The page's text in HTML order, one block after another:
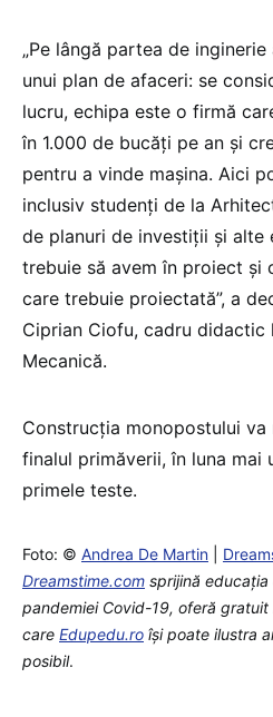
„Pe lângă partea de
unui plan de afaceri: se
lucru, echipa este o firmă
în 1.000 de bucăți pe an și
pentru a vinde mașina. Aici
inclusiv studenți de la
de planuri de investiții și alte
trebuie să avem în proiect și
care trebuie proiectată”, a
Ciprian Ciofu, cadru didactic
Mecanică.
Construcţia monopostului va
finalul primăverii, în luna mai
primele teste.
Foto: © Andrea De Martin
Dreamstime.com sprijină educaţia
pandemiei Covid-19, oferă
care Edupedu.ro îşi poate ilustra
posibil.